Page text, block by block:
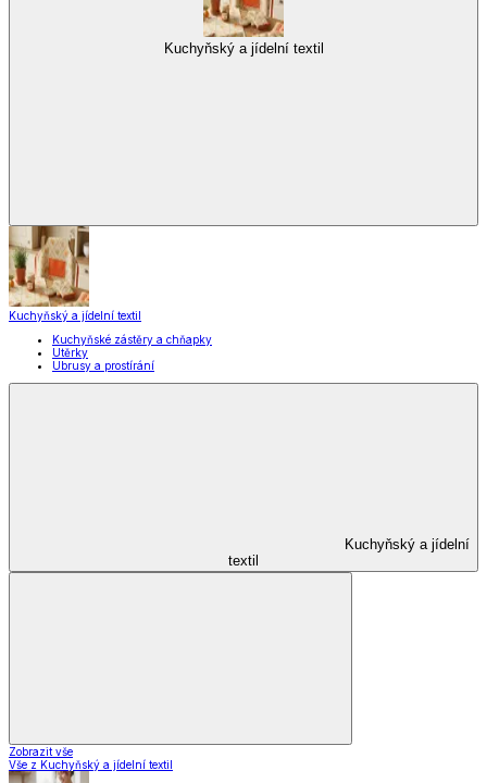
Kuchyňský a jídelní textil
Kuchyňský a jídelní textil
Kuchyňské zástěry a chňapky
Utěrky
Ubrusy a prostírání
Kuchyňský a jídelní
textil
Zobrazit vše
Vše z Kuchyňský a jídelní textil